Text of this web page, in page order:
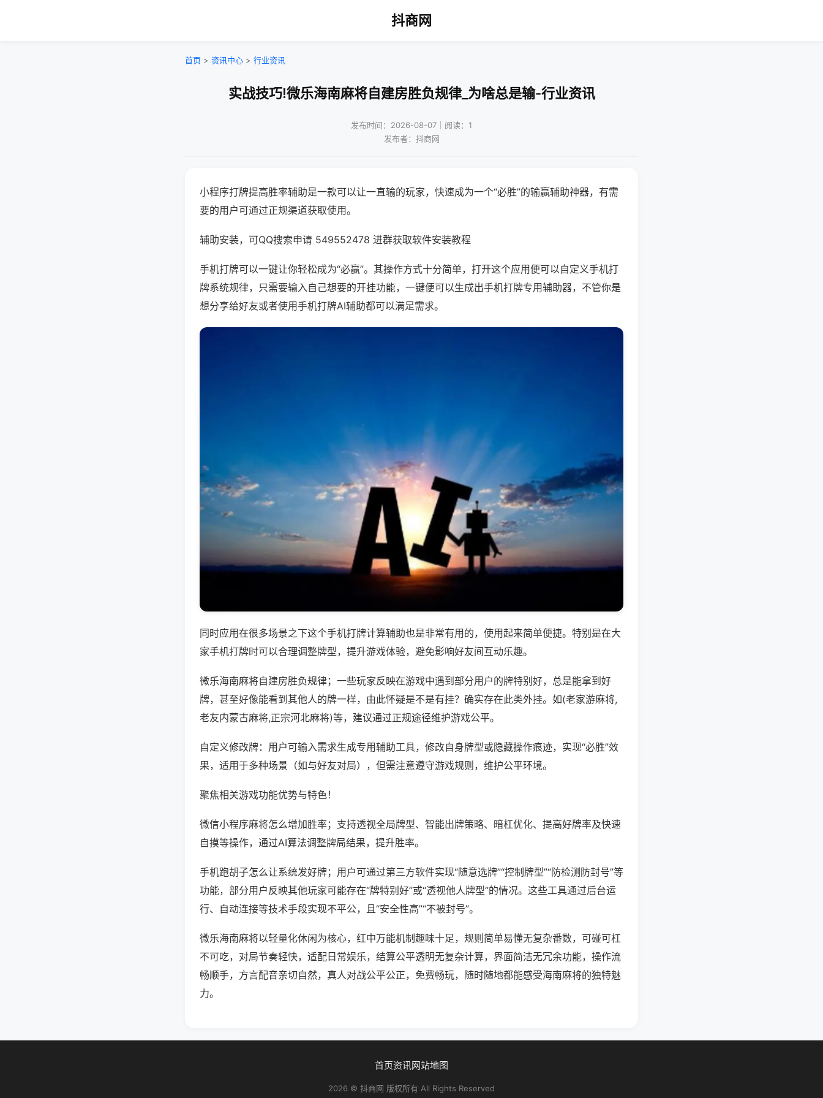
抖商网
首页 > 资讯中心 > 行业资讯
实战技巧!微乐海南麻将自建房胜负规律_为啥总是输-行业资讯
发布时间：2026-08-07｜阅读：1
发布者：抖商网
小程序打牌提高胜率辅助是一款可以让一直输的玩家，快速成为一个“必胜”的输赢辅助神器，有需
要的用户可通过正规渠道获取使用。
辅助安装，可QQ搜索申请 549552478 进群获取软件安装教程
手机打牌可以一键让你轻松成为“必赢”。其操作方式十分简单，打开这个应用便可以自定义手机打
牌系统规律，只需要输入自己想要的开挂功能，一键便可以生成出手机打牌专用辅助器，不管你是
想分享给好友或者使用手机打牌AI辅助都可以满足需求。
同时应用在很多场景之下这个手机打牌计算辅助也是非常有用的，使用起来简单便捷。特别是在大
家手机打牌时可以合理调整牌型，提升游戏体验，避免影响好友间互动乐趣。
微乐海南麻将自建房胜负规律；一些玩家反映在游戏中遇到部分用户的牌特别好，总是能拿到好
牌，甚至好像能看到其他人的牌一样，由此怀疑是不是有挂？确实存在此类外挂。如(老家游麻将,
老友内蒙古麻将,正宗河北麻将)等，建议通过正规途径维护游戏公平。
自定义修改牌：用户可输入需求生成专用辅助工具，修改自身牌型或隐藏操作痕迹，实现“必胜”效
果，适用于多种场景（如与好友对局），但需注意遵守游戏规则，维护公平环境。
聚焦相关游戏功能优势与特色！
微信小程序麻将怎么增加胜率；支持透视全局牌型、智能出牌策略、暗杠优化、提高好牌率及快速
自摸等操作，通过AI算法调整牌局结果，提升胜率。
手机跑胡子怎么让系统发好牌；用户可通过第三方软件实现“随意选牌”“控制牌型”“防检测防封号”等
功能，部分用户反映其他玩家可能存在“牌特别好”或“透视他人牌型”的情况。这些工具通过后台运
行、自动连接等技术手段实现不平公，且“安全性高”“不被封号”。
微乐海南麻将以轻量化休闲为核心，红中万能机制趣味十足，规则简单易懂无复杂番数，可碰可杠
不可吃，对局节奏轻快，适配日常娱乐，结算公平透明无复杂计算，界面简洁无冗余功能，操作流
畅顺手，方言配音亲切自然，真人对战公平公正，免费畅玩，随时随地都能感受海南麻将的独特魅
力。
首页资讯网站地图
2026 © 抖商网 版权所有 All Rights Reserved